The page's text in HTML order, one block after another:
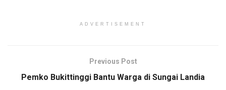
ADVERTISEMENT
Previous Post
Pemko Bukittinggi Bantu Warga di Sungai Landia